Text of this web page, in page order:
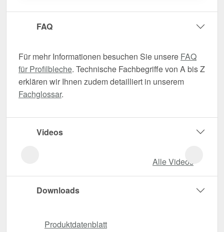
FAQ
Für mehr Informationen besuchen Sie unsere FAQ
für Profilbleche. Technische Fachbegriffe von A bis Z
erklären wir Ihnen zudem detailliert in unserem
Fachglossar.
Videos
Alle Videos
Downloads
Produktdatenblatt